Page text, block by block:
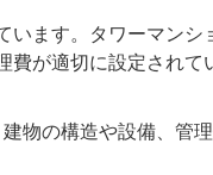
ます。タワーマン
が適切に設定され
物の構造や設備、管